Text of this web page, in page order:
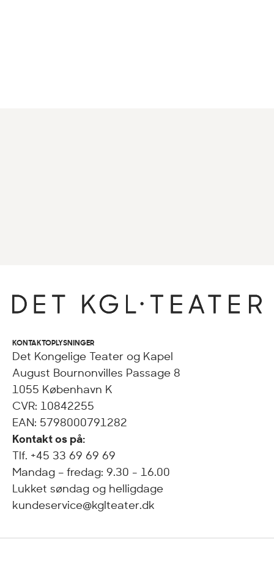
KONTAKTOPLYSNINGER
Det Kongelige Teater og Kapel
August Bournonvilles Passage 8
1055 København K
CVR: 10842255
EAN: 5798000791282
Kontakt os på:
Tlf. +45 33 69 69 69
Mandag – fredag: 9.30 - 16.00
Lukket søndag og helligdage
kundeservice@kglteater.dk